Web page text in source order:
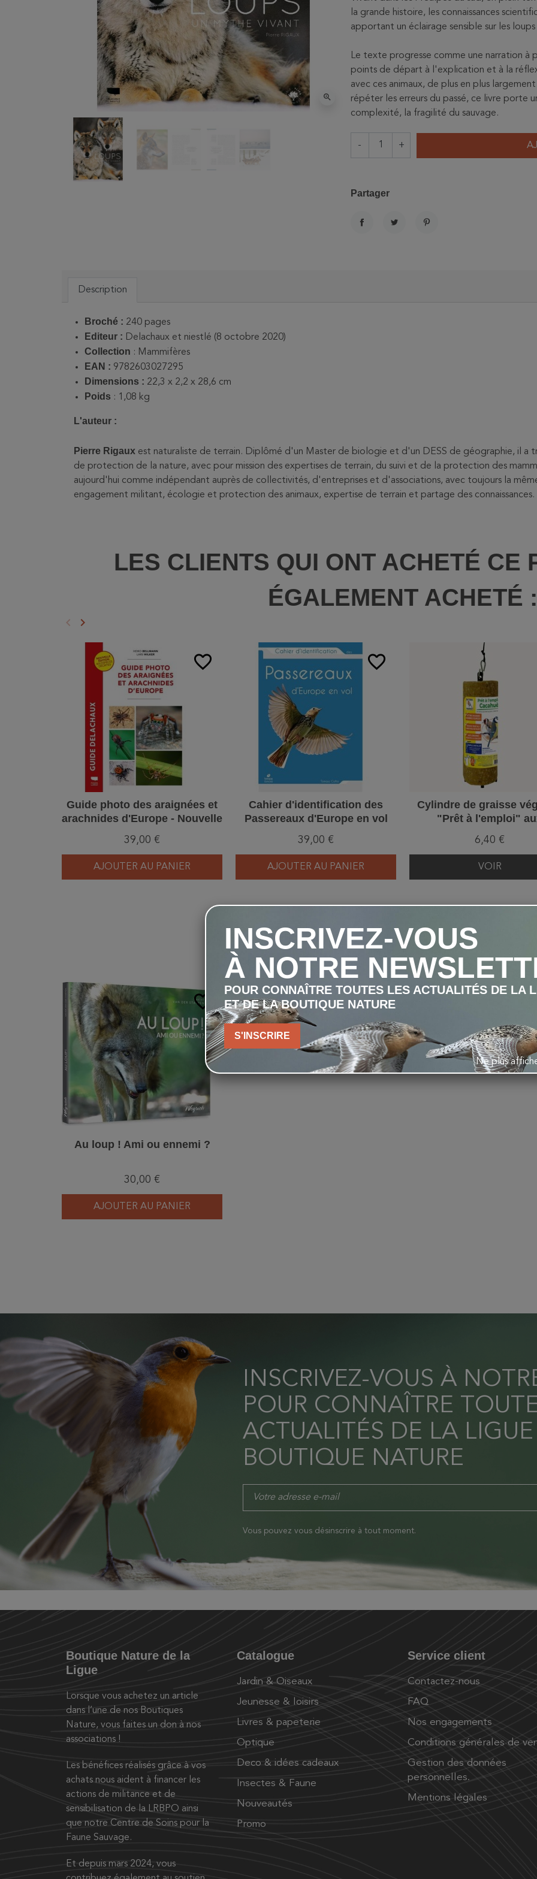
zoom_in
la grande histoire, les connaissances
apportant un éclairage sensible sur les
Le texte progresse comme une narration
points de départ à l'explication et à la
avec ces animaux, de plus en plus
répéter les erreurs du passé, ce livre porte
complexité, la fragilité du sauvage.
- +
Partager
Description
Broché : 240 pages
Editeur : Delachaux et niestlé (8 octobre 2020)
Collection : Mammifères
EAN : 9782603027295
Dimensions : 22,3 x 2,2 x 28,6 cm
Poids : ‎ 1,08 kg
L'auteur :
Pierre Rigaux est naturaliste de terrain. Diplômé d'un Master de biologie et d'un DESS de géographie, il a
de protection de la nature, avec pour mission des expertises de terrain, du suivi et de la protection des
aujourd'hui comme indépendant auprès de collectivités, d'entreprises et d'associations, avec toujours la
engagement militant, écologie et protection des animaux, expertise de terrain et partage des connaissances.
LES CLIENTS QUI ONT ACHETÉ CE
ÉGALEMENT ACHETÉ :
Précédent
keyboard_arrow_left Suivant
keyboard_arrow_right
favorite_border
Guide photo des araignées et
arachnides d'Europe - Nouvelle
édition
39,00 €
AJOUTER AU PANIER
favorite_border
Cahier d'identification des
Passereaux d'Europe en vol
39,00 €
AJOUTER AU PANIER
Cylindre de graisse
"Prêt à l'emploi"
Cacahuètes
6,40 €
VOIR
VOUS AIMEREZ AUSSI
favorite_border
Au loup ! Ami ou ennemi ?
30,00 €
AJOUTER AU PANIER
INSCRIVEZ-VOUS À
POUR CONNAÎTRE
ACTUALITÉS DE LA
BOUTIQUE NATURE
Vous pouvez vous désinscrire à tout moment.
Boutique Nature de la
Ligue
Lorsque vous achetez un article
dans l’une de nos Boutiques
Nature, vous faites un don à nos
associations !
Les bénéfices réalisés grâce à vos
achats nous aident à financer les
actions de militance et de
sensibilisation de la LRBPO ainsi
que notre Centre de Soins pour la
Faune Sauvage.
Et depuis mars 2024, vous
Catalogue
Jardin & Oiseaux
Jeunesse & loisirs
Livres & papeterie
Optique
Deco & idées cadeaux
Insectes & Faune
Nouveautés
Promo
Service client
Contactez-nous
FAQ
Nos engagements
Conditions générales de
Gestion des données
personnelles.
Mentions légales
INSCRIVEZ-VOUS
À NOTRE
POUR CONNAÎTRE TOUTES LES ACTUALITÉS DE LA
ET DE LA BOUTIQUE NATURE
S'INSCRIRE
Ne plus